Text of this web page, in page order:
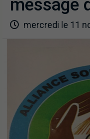
message
mercredi le 11